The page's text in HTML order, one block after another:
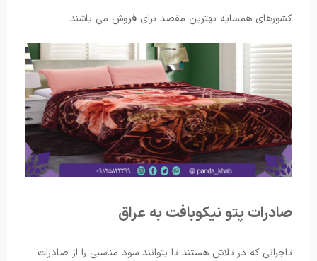
کشورهای همسایه بهترین مقصد برای فروش می باشند.
صادرات پتو نیکوبافت به عراق
تاجرانی که در تلاش هستند تا بتوانند سود مناسبی را از صادرات